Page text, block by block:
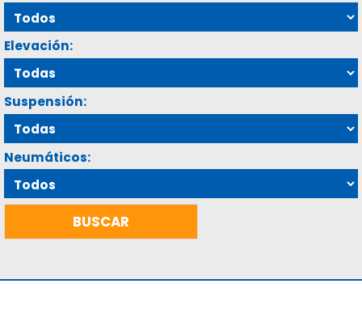
Elevación:
Suspensión:
Neumáticos: